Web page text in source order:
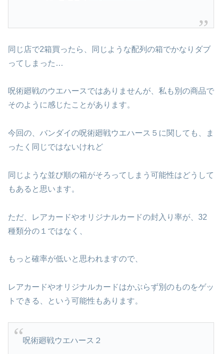
同じ店で2箱買ったら、同じような配列の箱でかなりダブ
ってしまった…
呪術廻戦のウエハースではありませんが、私も別の商品で
そのように感じたことがあります。
今回の、バンダイの呪術廻戦ウエハース５に関しても、ま
ったく同じではないけれど
同じような並び順の箱がそろってしまう可能性はどうして
もあると思います。
ただ、レアカードやオリジナルカードの封入り率が、32
種類分の１ではなく、
もっと確率が低いと思われますので、
レアカードやオリジナルカードはかぶらず別のものをゲッ
トできる、という可能性もあります。
呪術廻戦ウエハース２